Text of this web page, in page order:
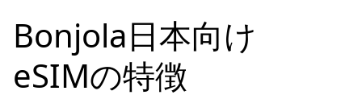
Bonjola日本向け
eSIMの特徴